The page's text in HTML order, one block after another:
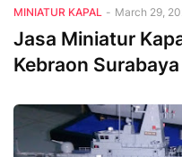
MINIATUR KAPAL - March 29,
Jasa Miniatur
Kebraon Surabaya